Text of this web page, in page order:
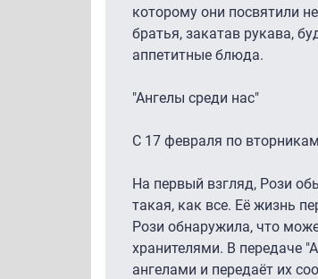
которому они посвятили
братья, закатав рукава,
аппетитные блюда.
"Ангелы среди нас"
С 17 февраля по
На первый взгляд, Рози
такая, как все. Её жизнь
Рози обнаружила, что
хранителями. В передаче
ангелами и передаёт их